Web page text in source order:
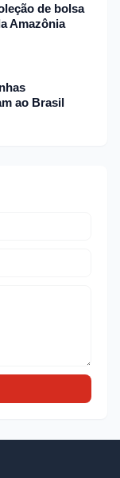
de bolsa
Amazônia
ao Brasil